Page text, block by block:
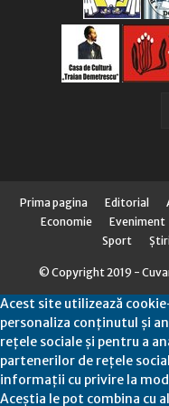
Prima pagina Editorial
Economie
Eveniment
Sport
© Copyright 2019 -
Acest site utilizează
personaliza conținutul și
rețele sociale și pentru a
partenerilor de rețele
informații cu privire la
Aceștia le pot combina cu